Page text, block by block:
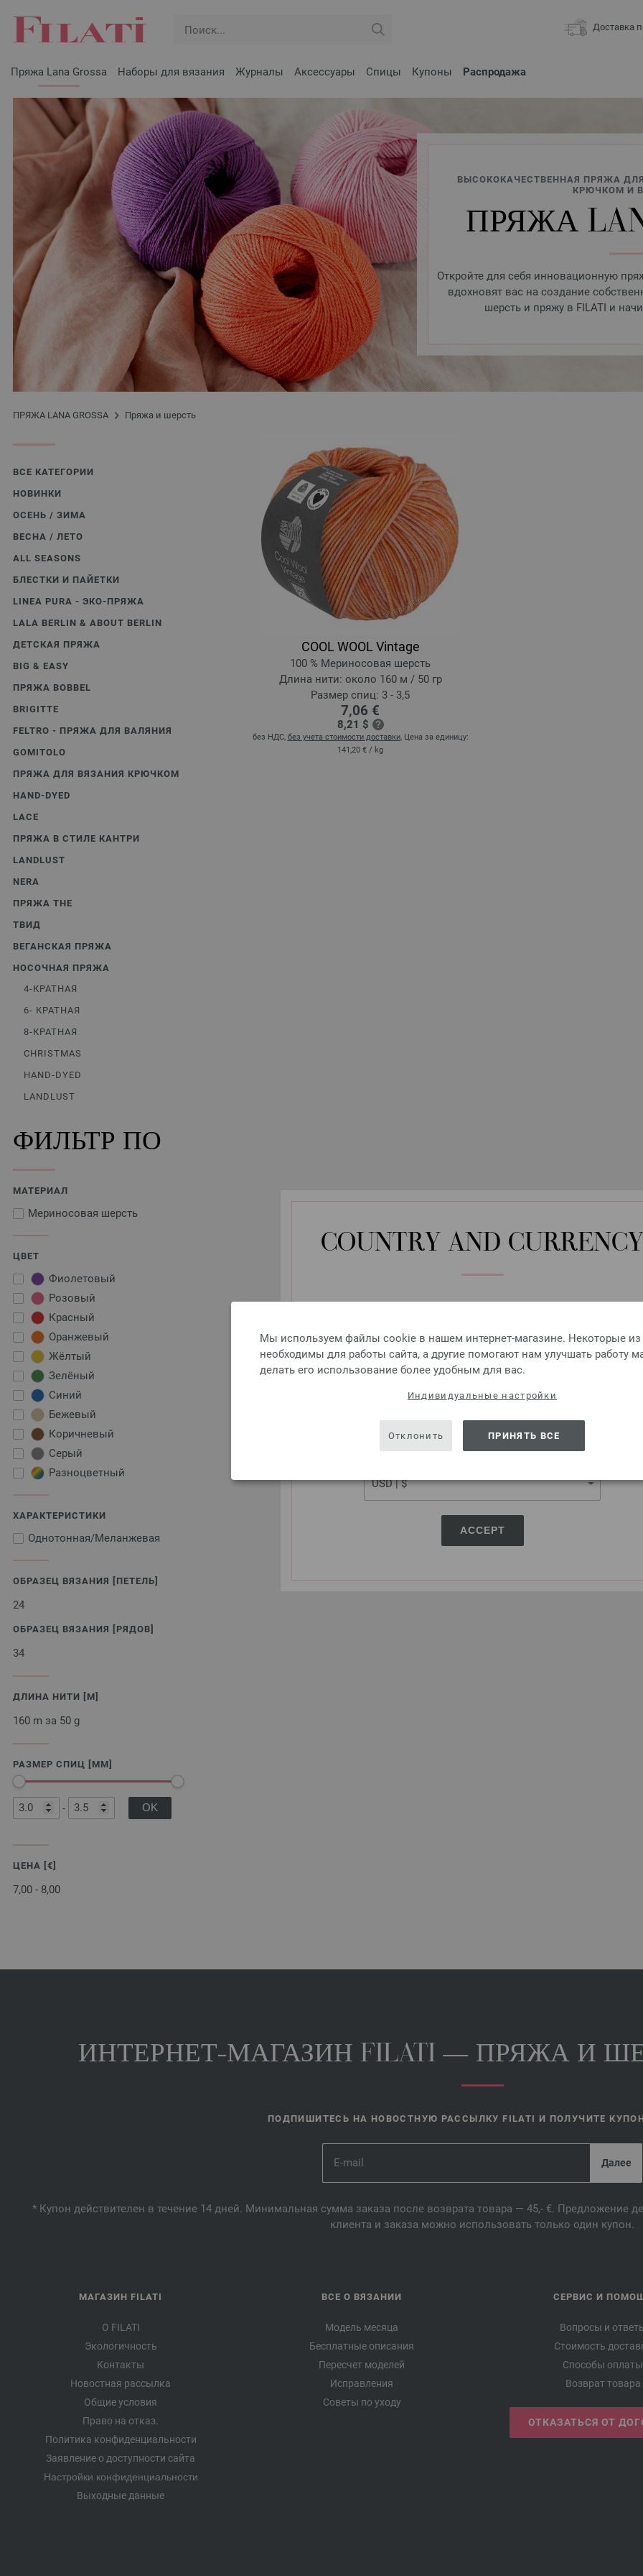
COUNTRY AND CURRENCY
LANGUAGE
SHIPPING TO
USA - The United States of America
ACCEPT
Мы используем файлы cookie в нашем интернет-магазине. Некоторые из
необходимы для работы сайта, а другие помогают нам улучшать работу
делать его использование более удобным для вас.
Индивидуальные настройки
Отклонить ПРИНЯТЬ ВСЕ
Доставка
Пряжа Lana Grossa Наборы для вязания Журналы Аксессуары Спицы Купоны Распродажа
ВЫСОКОКАЧЕСТВЕННАЯ ПРЯЖА
КРЮЧКОМ И
ПРЯЖА
Откройте для себя инновационную
вдохновят вас на создание
шерсть и пряжу в FILATI и
ПРЯЖА LANA GROSSA Пряжа и шерсть
ВСЕ КАТЕГОРИИ
НОВИНКИ
ОСЕНЬ / ЗИМА
ВЕСНА / ЛЕТО
ALL SEASONS
БЛЕСТКИ И ПАЙЕТКИ
LINEA PURA - ЭКО-ПРЯЖА
LALA BERLIN & ABOUT BERLIN
ДЕТСКАЯ ПРЯЖА
BIG & EASY
ПРЯЖА BOBBEL
BRIGITTE
FELTRO - ПРЯЖА ДЛЯ ВАЛЯНИЯ
GOMITOLO
ПРЯЖА ДЛЯ ВЯЗАНИЯ КРЮЧКОМ
HAND-DYED
LACE
ПРЯЖА В СТИЛЕ КАНТРИ
LANDLUST
NERA
ПРЯЖА THE
ТВИД
ВЕГАНСКАЯ ПРЯЖА
НОСОЧНАЯ ПРЯЖА
4-КРАТНАЯ
6- КРАТНАЯ
8-КРАТНАЯ
CHRISTMAS
HAND-DYED
LANDLUST
ФИЛЬТР ПО
МАТЕРИАЛ
Мериносовая шерсть
ЦВЕТ
Фиолетовый
Розовый
Красный
Оранжевый
Жёлтый
Зелёный
Синий
Бежевый
Коричневый
Серый
Разноцветный
ХАРАКТЕРИСТИКИ
Однотонная/Меланжевая
ОБРАЗЕЦ ВЯЗАНИЯ [ПЕТЕЛЬ]
24
ОБРАЗЕЦ ВЯЗАНИЯ [РЯДОВ]
34
ДЛИНА НИТИ [M]
160 m за 50 g
РАЗМЕР СПИЦ [MM]
-
ЦЕНА [€]
7,00 - 8,00
COOL WOOL Vintage
100 % Мериносовая шерсть
Длина нити: около 160 м / 50 гр
Размер спиц: 3 - 3,5
7,06 €
8,21 $
без НДС, без учета стоимости доставки, Цена за единицу:
141,20 € / kg
ИНТЕРНЕТ-МАГАЗИН FILATI — ПРЯЖА И
ПОДПИШИТЕСЬ НА НОВОСТНУЮ РАССЫЛКУ FILATI И ПОЛУЧИТЕ
* Купон действителен в течение 14 дней. Минимальная сумма заказа после возврата товара — 45,- €. Предложение
клиента и заказа можно использовать только один купон.
МАГАЗИН FILATI
О FILATI
Экологичность
Контакты
Новостная рассылка
Общие условия
Право на отказ.
Политика конфиденциальности
Заявление о доступности сайта
Настройки конфиденциальности
Выходные данные
ВСЕ О ВЯЗАНИИ
Модель месяца
Бесплатные описания
Пересчет моделей
Исправления
Советы по уходу
СЕРВИС И
Вопросы и
Стоимость
Способы оплаты
Возврат товара
ОТКАЗАТЬСЯ ОТ